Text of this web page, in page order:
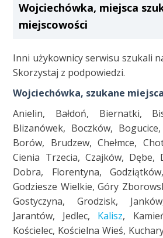
Wojciechówka, miejsca
miejscowości
Inni użykownicy serwisu szukali
Skorzystaj z podpowiedzi.
Wojciechówka, szukane
Anielin, Bałdoń, Biernatki,
Blizanówek, Boczków,
Borów, Brudzew, Chełmce,
Cienia Trzecia, Czajków, Dębe,
Dobra, Florentyna,
Godziesze Wielkie, Góry
Gostyczyna, Grodzisk,
Jarantów, Jedlec, Kalisz,
Kościelec, Kościelna Wieś,